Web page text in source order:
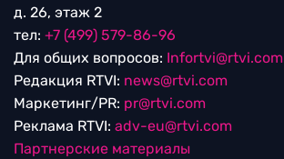
д. 26, этаж 2
тел: +7 (499) 579-86-96
Для общих вопросов: Infortvi@rtvi.com
Редакция RTVI: news@rtvi.com
Маркетинг/PR: pr@rtvi.com
Реклама RTVI: adv-eu@rtvi.com
Партнерские материалы